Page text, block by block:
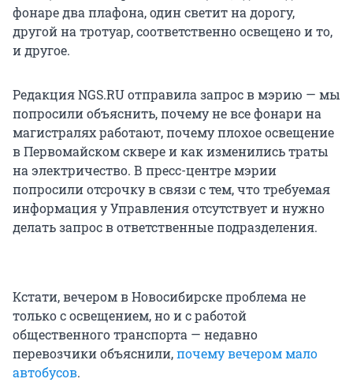
фонаре два плафона, один светит на дорогу,
другой на тротуар, соответственно освещено и то,
и другое.
Редакция NGS.RU отправила запрос в мэрию — мы
попросили объяснить, почему не все фонари на
магистралях работают, почему плохое освещение
в Первомайском сквере и как изменились траты
на электричество. В пресс-центре мэрии
попросили отсрочку в связи с тем, что требуемая
информация у Управления отсутствует и нужно
делать запрос в ответственные подразделения.
Кстати, вечером в Новосибирске проблема не
только с освещением, но и с работой
общественного транспорта — недавно
перевозчики объяснили,почему вечером мало
автобусов.